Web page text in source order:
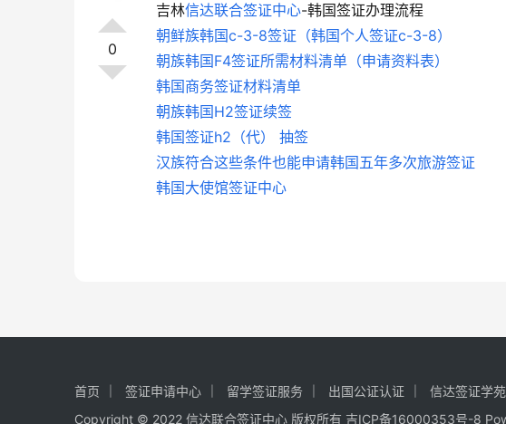
0
吉林信达联合签证中心-韩国签证办理流程
朝鲜族韩国c-3-8签证（韩国个人签证c-3-8）
朝族韩国F4签证所需材料清单（申请资料表）
韩国商务签证材料清单
朝族韩国H2签证续签
韩国签证h2（代） 抽签
汉族符合这些条件也能申请韩国五年多次旅游签证
韩国大使馆签证中心
首页 签证申请中心 留学签证服务 出国公证认证 信达签证学苑
Copyright © 2022 信达联合签证中心 版权所有 吉ICP备16000353号-8